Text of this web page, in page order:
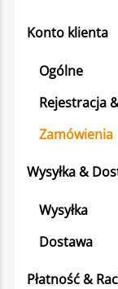
Konto klienta
Ogólne
Rejestracja
Zamówienia
Wysyłka &
Wysyłka
Dostawa
Płatność &